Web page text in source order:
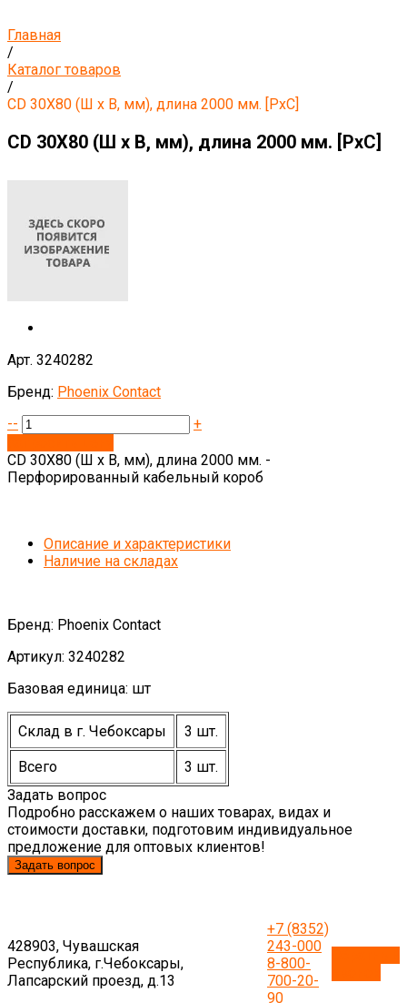
Главная
/
Каталог товаров
/
CD 30X80 (Ш х В, мм), длина 2000 мм. [PxC]
CD 30X80 (Ш х В, мм), длина 2000 мм. [PxC]
Арт. 3240282
Бренд: Phoenix Contact
--
+
CD 30X80 (Ш х В, мм), длина 2000 мм. -
Перфорированный кабельный короб
Описание и характеристики
Наличие на складах
Бренд: Phoenix Contact
Артикул: 3240282
Базовая единица: шт
Склад в г. Чебоксары 3 шт.
Всего
3 шт.
Задать вопрос
Подробно расскажем о наших товарах, видах и
стоимости доставки, подготовим индивидуальное
предложение для оптовых клиентов!
Задать вопрос
428903, Чувашская
Республика, г.Чебоксары,
Лапсарский проезд, д.13
+7 (8352)
243-000
8-800-
700-20-
90